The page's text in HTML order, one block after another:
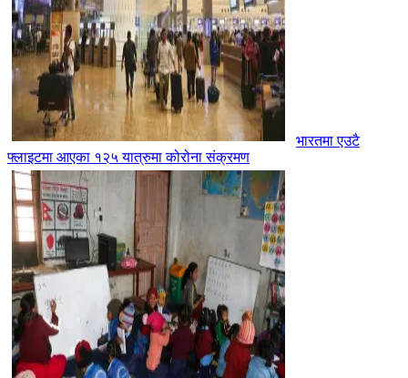
भारतमा एउटै
फ्लाइटमा आएका १२५ यात्रुमा कोरोना संक्रमण